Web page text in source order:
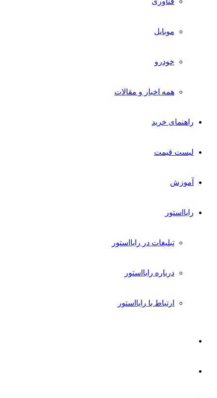
موبایل
خودرو
همه اخبار و مقالات
راهنمای خرید
لیست قیمت
آموزش
رایااستور
تبلیغات در رایااستور
درباره رایااستور
ارتباط با رایااستور